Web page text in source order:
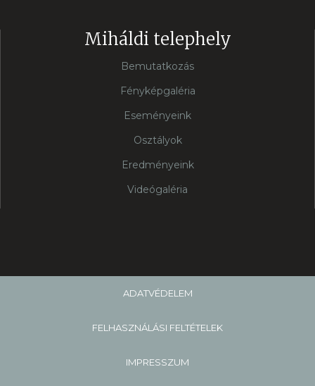
Miháldi telephely
Bemutatkozás
Fényképgaléria
Eseményeink
Osztályok
Eredményeink
Videógaléria
ADATVÉDELEM
FELHASZNÁLÁSI FELTÉTELEK
IMPRESSZUM